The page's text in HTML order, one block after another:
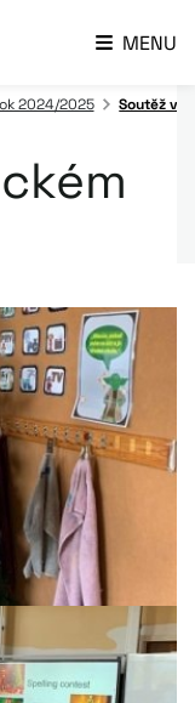
MENU
2024/2025 Soutěž v